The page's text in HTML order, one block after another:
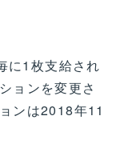
に1枚支給され
ョンを変更さ
ンは2018年11